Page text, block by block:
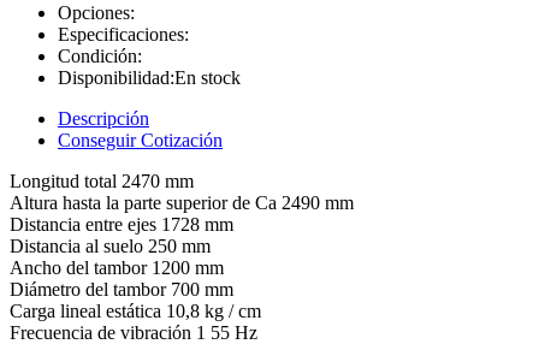
Opciones:
Especificaciones:
Condición:
Disponibilidad:En stock
Descripción
Conseguir Cotización
Longitud total 2470 mm
Altura hasta la parte superior de Ca 2490 mm
Distancia entre ejes 1728 mm
Distancia al suelo 250 mm
Ancho del tambor 1200 mm
Diámetro del tambor 700 mm
Carga lineal estática 10,8 kg / cm
Frecuencia de vibración 1 55 Hz